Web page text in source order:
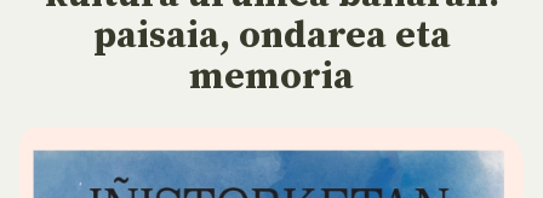
paisaia, ondarea eta
memoria